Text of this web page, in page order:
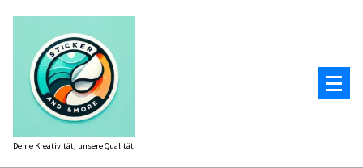
springen
Deine Kreativität, unsere Qualität